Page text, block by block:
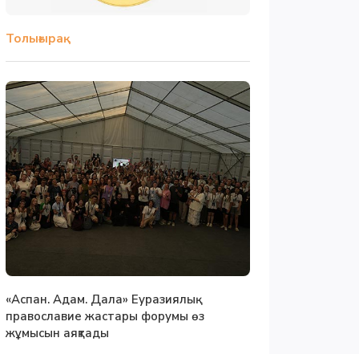
Толығырақ
«Аспан. Адам. Дала» Еуразиялық
православие жастары форумы өз
жұмысын аяқтады